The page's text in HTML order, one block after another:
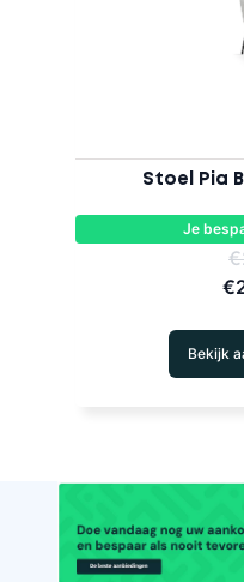
Stoel Pia
Je
Bekijk